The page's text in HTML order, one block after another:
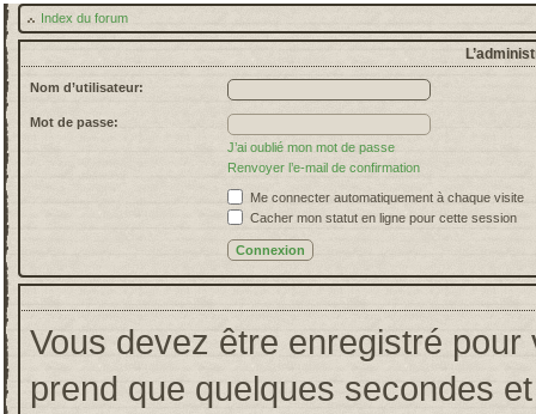
Index du forum
Nom d’utilisateur:
Mot de passe:
J’ai oublié mon mot de passe
Renvoyer l’e-mail de confirmation
Me connecter automatiquement à chaque visite
Cacher mon statut en ligne pour cette session
Vous devez être enregistré pour
prend que quelques secondes